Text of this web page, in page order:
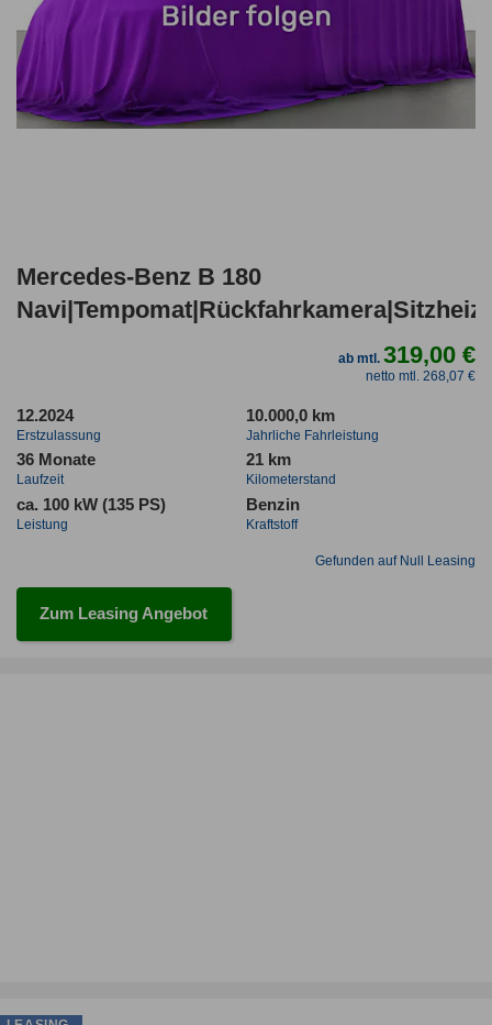
Mercedes-Benz B 180
ab mtl.319,00 €
netto mtl. 268,07 €
12.2024
Erstzulassung
10.000,0 km
Jahrliche Fahrleistung
36 Monate
Laufzeit
21 km
Kilometerstand
ca. 100 kW (135 PS)
Leistung
Benzin
Kraftstoff
Gefunden auf Null Leasing
Zum Leasing Angebot